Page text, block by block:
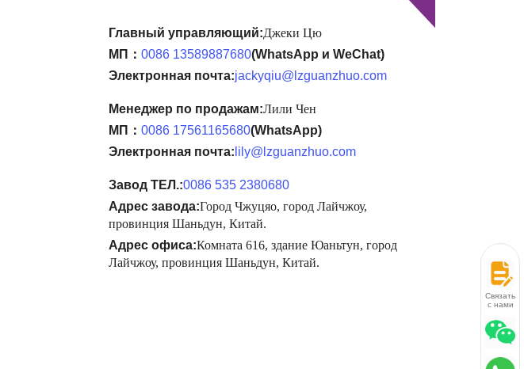
Главный управляющий:Джеки Цю
МП： 0086 13589887680(WhatsApp и WeChat)
Электронная почта:jackyqiu@lzguanzhuo.com
Менеджер по продажам:Лили Чен
МП： 0086 17561165680(WhatsApp)
Электронная почта: lily@lzguanzhuo.com
Завод ТЕЛ.:0086 535 2380680
Адрес завода:Город Чжуцяо, город Лайчжоу,
провинция Шаньдун, Китай.
Адрес офиса:Комната 616, здание Юаньтун, город
Лайчжоу, провинция Шаньдун, Китай.
Связаться
с нами